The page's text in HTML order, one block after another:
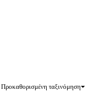
Προκαθορισμένη ταξινόμηση